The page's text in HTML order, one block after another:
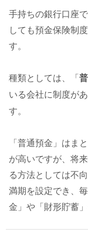
手持ちの銀行口座
しても預金保険制
す。
種類としては、「
いる会社に制度が
す。
「普通預金」はま
が高いですが、将
る方法としては不向
満期を設定でき、
金」や「財形貯蓄